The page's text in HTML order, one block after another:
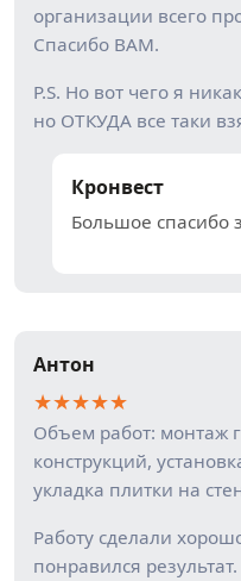
организации всего
Спасибо ВАМ.
P.S. Но вот чего я
но ОТКУДА все таки
Кронвест
Большое спасибо
Антон
★★★★★
Объем работ: монтаж
конструкций,
укладка плитки на
Работу сделали
понравился результат.